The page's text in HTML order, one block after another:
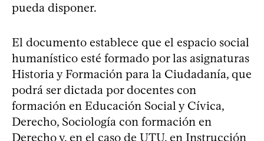
pueda disponer.
El documento establece que el espacio social
humanístico esté formado por las asignaturas
Historia y Formación para la Ciudadanía, que
podrá ser dictada por docentes con
formación en Educación Social y Cívica,
Derecho, Sociología con formación en
Derecho y, en el caso de UTU, en Instrucción